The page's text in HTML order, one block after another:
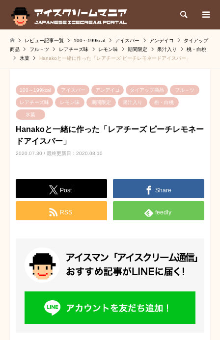
検索
レビュー記事一覧 100～199kcal アイスバー アンデイコ
タイアップ
商品
フル－ツ レアチーズ味 レモン味 期間限定 果汁入り
桃・白桃
氷菓
Hanakoと一緒に作った「レアチーズ ピーチレモネードアイスバー」
100～199kcal アイスバー アンデイコ タイアップ商品 フル－ツ
レアチーズ味 レモン味 期間限定 果汁入り 桃・白桃
氷菓
Hanakoと一緒に作った「レアチーズ ピーチレモネー
ドアイスバー」
2020.07.30 / 最終更新日：2020.08.10
Post Share
RSS feedly